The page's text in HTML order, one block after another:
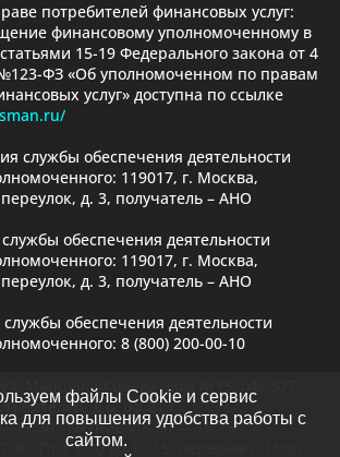
потребителей финансовых услуг:
финансовому уполномоченному в
15-19 Федерального закона от 4
ФЗ «Об уполномоченном по правам
услуг» доступна по ссылке
службы обеспечения деятельности
119017, г. Москва,
д. 3, получатель – АНО
обеспечения деятельности
119017, г. Москва,
д. 3, получатель – АНО
обеспечения деятельности
8 (800) 200-00-10
ул. Маршала Конева, дом №15, оф. 307
д.6, оф.219
— 17.30 Пятница: 8.30 — 16.15
Пт с 8:30 до 16:15, перерыв с 13:00
файлы Cookie и сервис
для повышения удобства работы с
сайтом.